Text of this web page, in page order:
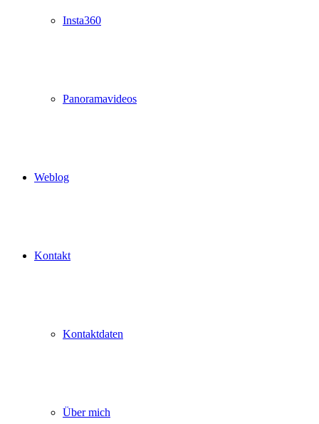
Insta360
Panoramavideos
Weblog
Kontakt
Kontaktdaten
Über mich